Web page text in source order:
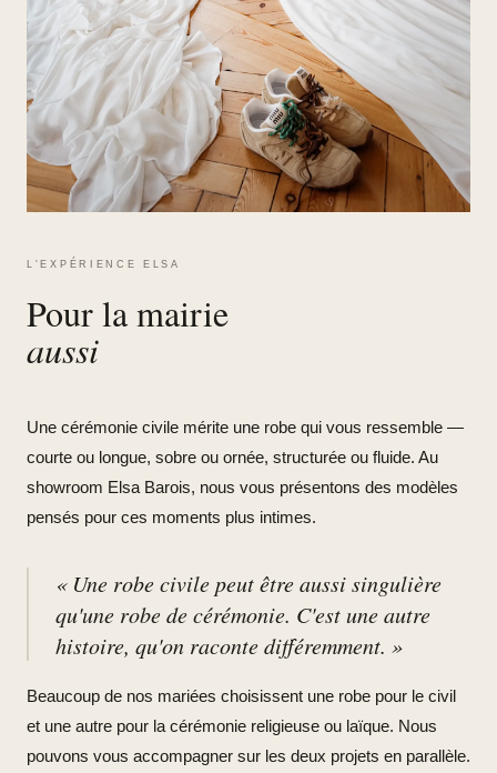
L'EXPÉRIENCE ELSA
Pour la mairie
aussi
Une cérémonie civile mérite une robe qui vous ressemble —
courte ou longue, sobre ou ornée, structurée ou fluide. Au
showroom Elsa Barois, nous vous présentons des modèles
pensés pour ces moments plus intimes.
« Une robe civile peut être aussi singulière
qu'une robe de cérémonie. C'est une autre
histoire, qu'on raconte différemment. »
Beaucoup de nos mariées choisissent une robe pour le civil
et une autre pour la cérémonie religieuse ou laïque. Nous
pouvons vous accompagner sur les deux projets en parallèle.